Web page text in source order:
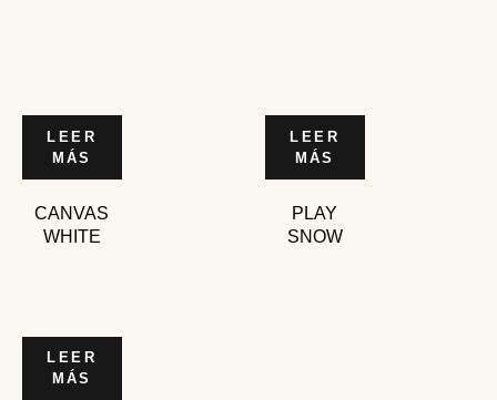
LEER
MÁS
CANVAS
WHITE
LEER
MÁS
PLAY
SNOW
LEER
MÁS